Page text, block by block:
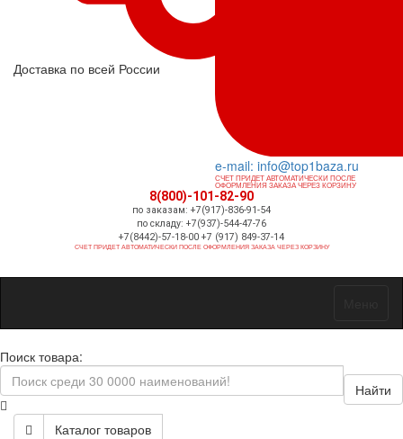
Доставка по всей России
e-mail: info@top1baza.ru
СЧЕТ ПРИДЕТ АВТОМАТИЧЕСКИ ПОСЛЕ
ОФОРМЛЕНИЯ ЗАКАЗА ЧЕРЕЗ КОРЗИНУ
8(800)-101-82-90
по заказам: +7(917)-836-91-54
по складу: +7(937)-544-47-76
+7(8442)-57-18-00 +7 (917) 849-37-14
СЧЕТ ПРИДЕТ АВТОМАТИЧЕСКИ ПОСЛЕ ОФОРМЛЕНИЯ ЗАКАЗА ЧЕРЕЗ КОРЗИНУ
Поиск товара:
Найти
Каталог товаров